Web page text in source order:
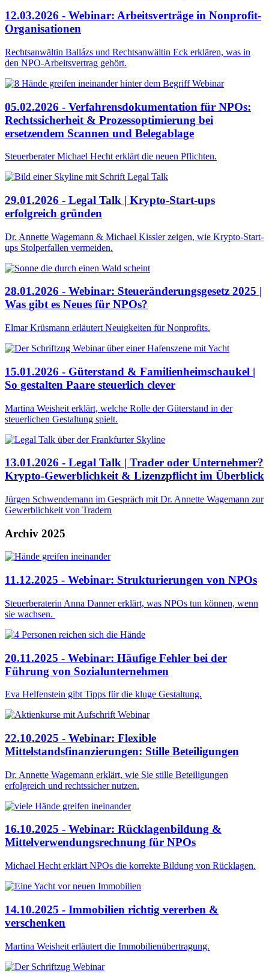
12.03.2026 - Webinar: Arbeitsverträge in Nonprofit-
Organisationen
Rechtsanwältin Ballázs und Rechtsanwältin Eck erklären, was in
den NPO-Arbeitsvertrag gehört.
05.02.2026 - Verfahrensdokumentation für NPOs:
Rechtssicherheit & Prozessoptimierung bei
ersetzendem Scannen und Belegablage
Steuerberater Michael Hecht erklärt die neuen Pflichten.
29.01.2026 - Legal Talk | Krypto-Start-ups
erfolgreich gründen
Dr. Annette Wagemann & Michael Kissler zeigen, wie Krypto-Start-
ups Stolperfallen vermeiden.
28.01.2026 - Webinar: Steueränderungsgesetz 2025 |
Was gibt es Neues für NPOs?
Elmar Krüsmann erläutert Neuigkeiten für Nonprofits.
15.01.2026 - Güterstand & Familienheimschaukel |
So gestalten Paare steuerlich clever
Martina Weisheit erklärt, welche Rolle der Güterstand in der
steuerlichen Gestaltung spielt.
13.01.2026 - Legal Talk | Trader oder Unternehmer?
Krypto-Gewerblichkeit & Lizenzpflicht im Überblick
Jürgen Schwendemann im Gespräch mit Dr. Annette Wagemann zur
Gewerblichkeit von Tradern
Archiv 2025
11.12.2025 - Webinar: Strukturierungen von NPOs
Steuerberaterin Anna Danner erklärt, was NPOs tun können, wenn
sie wachsen.
20.11.2025 - Webinar: Häufige Fehler bei der
Führung von Sozialunternehmen
Eva Helfenstein gibt Tipps für die kluge Gestaltung.
22.10.2025 - Webinar: Flexible
Mittelstandsfinanzierungen: Stille Beteiligungen
Dr. Annette Wagemann erklärt, wie Sie stille Beteiligungen
erfolgreich und rechtssicher nutzen.
16.10.2025 - Webinar: Rücklagenbildung &
Mittelverwendungsrechnung für NPOs
Michael Hecht erklärt NPOs die korrekte Bildung von Rücklagen.
14.10.2025 - Immobilien richtig vererben &
verschenken
Martina Weisheit erläutert die Immobilienübertragung.